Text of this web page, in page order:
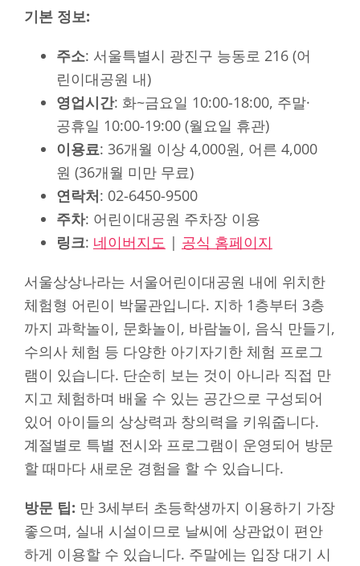
기본 정보:
주소: 서울특별시 광진구 능동로 216 (어
린이대공원 내)
영업시간: 화~금요일 10:00-18:00, 주말·
공휴일 10:00-19:00 (월요일 휴관)
이용료: 36개월 이상 4,000원, 어른 4,000
원 (36개월 미만 무료)
연락처: 02-6450-9500
주차: 어린이대공원 주차장 이용
링크: 네이버지도 | 공식 홈페이지
서울상상나라는 서울어린이대공원 내에 위치한
체험형 어린이 박물관입니다. 지하 1층부터 3층
까지 과학놀이, 문화놀이, 바람놀이, 음식 만들기,
수의사 체험 등 다양한 아기자기한 체험 프로그
램이 있습니다. 단순히 보는 것이 아니라 직접 만
지고 체험하며 배울 수 있는 공간으로 구성되어
있어 아이들의 상상력과 창의력을 키워줍니다.
계절별로 특별 전시와 프로그램이 운영되어 방문
할 때마다 새로운 경험을 할 수 있습니다.
방문 팁: 만 3세부터 초등학생까지 이용하기 가장
좋으며, 실내 시설이므로 날씨에 상관없이 편안
하게 이용할 수 있습니다. 주말에는 입장 대기 시